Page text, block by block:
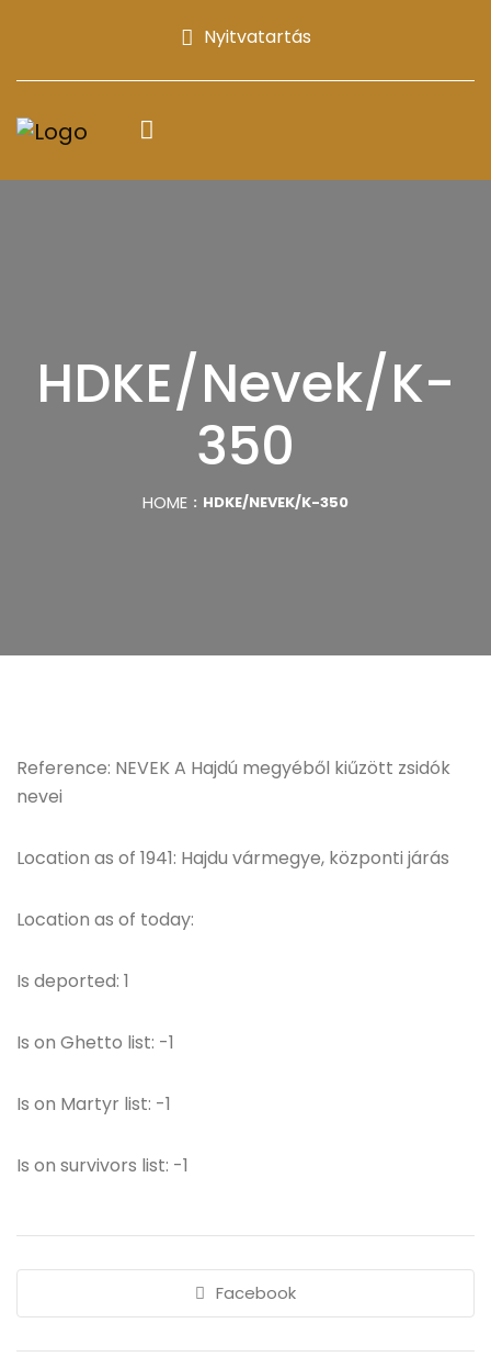
Nyitvatartás
HDKE/Nevek/K-
350
HOME HDKE/NEVEK/K-350
Reference: NEVEK A Hajdú megyéből kiűzött zsidók
nevei
Location as of 1941: Hajdu vármegye, központi járás
Location as of today:
Is deported: 1
Is on Ghetto list: -1
Is on Martyr list: -1
Is on survivors list: -1
Facebook